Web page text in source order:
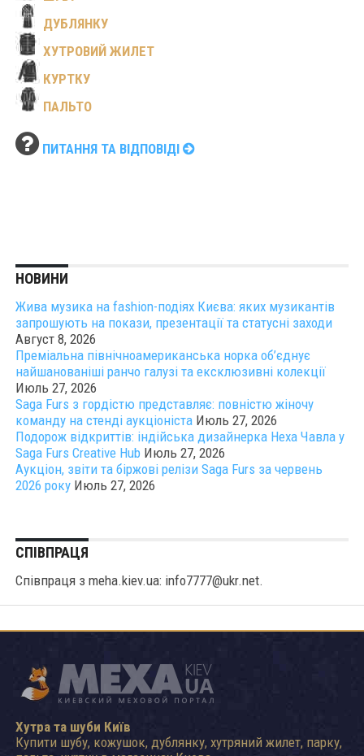
ДУБЛЯНКУ
ХУТРОВИЙ ЖИЛЕТ
КУРТКУ
ПАЛЬТО
ПИТАННЯ ТА ВІДПОВІДІ
НОВИНИ
Жива музика на fashion-подіях Києва: яких музикантів
запрошують на покази, презентації та статусні заходи
Август 8, 2026
Преміальна північноамериканська норка об’єднує
найшанованіші ранчо галузі та ексклюзивні колекції
Июль 27, 2026
Saga Furs з гордістю представляє: повністю жіночу
команду на стенді аукціоніста Июль 27, 2026
Подорож відкриттів: індійська дизайнерка Неха Чавла у
Saga Furs Creative Hub Июль 27, 2026
Аукціон, звіти та біржові релізи Saga Furs за червень
2026 року Июль 27, 2026
СПІВПРАЦЯ
Співпраця з meha.kiev.ua: info7777@ukr.net.
Хутра та шуби Київ
Купити шубу, кожушок, дублянку, хутряний жилет, парку,